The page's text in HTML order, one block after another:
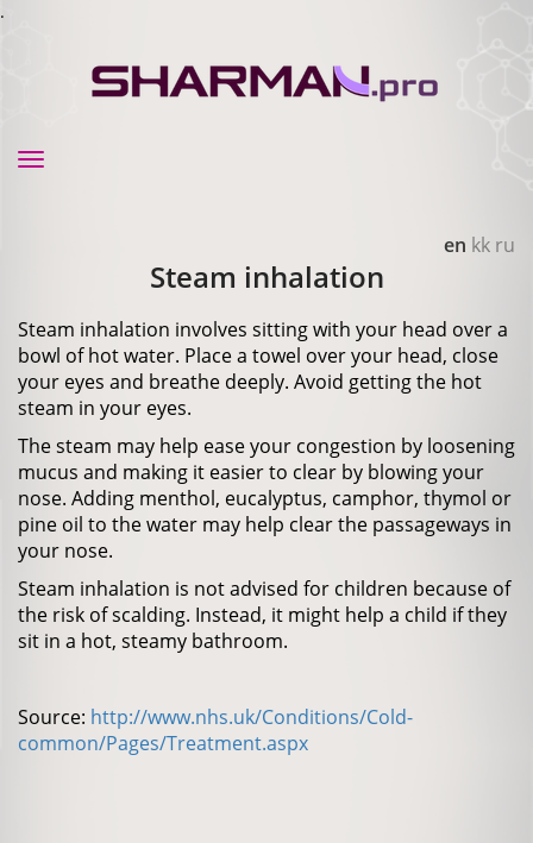
.
en kk ru
Toggle
Steam inhalation
Steam inhalation involves sitting with your head over a
bowl of hot water. Place a towel over your head, close
your eyes and breathe deeply. Avoid getting the hot
steam in your eyes.
The steam may help ease your congestion by loosening
mucus and making it easier to clear by blowing your
nose. Adding menthol, eucalyptus, camphor, thymol or
pine oil to the water may help clear the passageways in
your nose.
Steam inhalation is not advised for children because of
the risk of scalding. Instead, it might help a child if they
sit in a hot, steamy bathroom.
Source: http://www.nhs.uk/Conditions/Cold-
common/Pages/Treatment.aspx